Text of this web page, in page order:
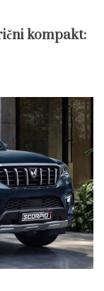
kompakt: